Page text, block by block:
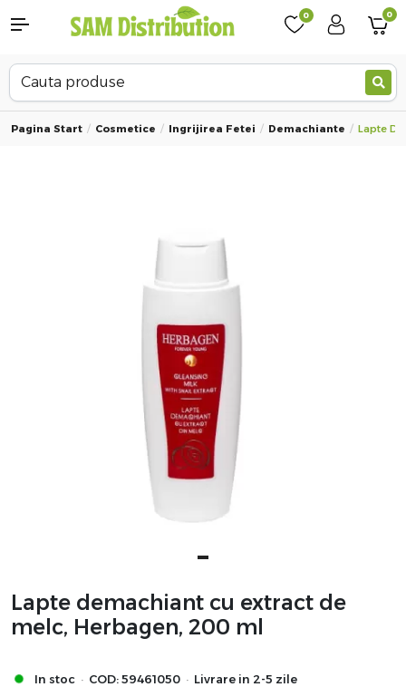
0 0
Pagina Start Cosmetice Ingrijirea Fetei Demachiante Lapte
Lapte demachiant cu extract de
melc, Herbagen, 200 ml
In stoc · COD: 59461050 · Livrare in 2-5 zile